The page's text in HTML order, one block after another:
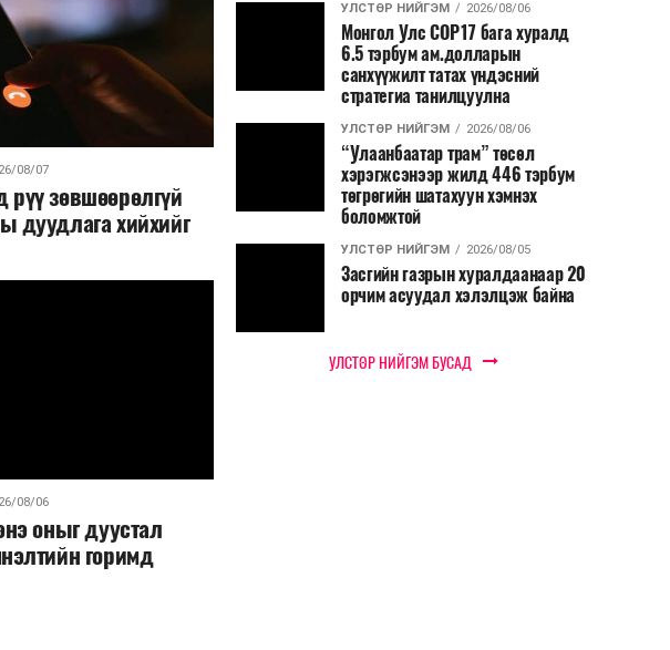
08/07
зөвшөөрөлгүй
дуудлага хийхийг
08/06
оныг дуустал
горимд
УЛСТӨР НИЙГЭМ 2026/08/06
Монгол Улс COP17 бага хуралд
6.5 тэрбум ам.долларын
санхүүжилт татах үндэсний
стратегиа танилцуулна
УЛСТӨР НИЙГЭМ 2026/08/06
“Улаанбаатар трам” төсөл
хэрэгжсэнээр жилд 446 тэрбум
төгрөгийн шатахуун хэмнэх
боломжтой
УЛСТӨР НИЙГЭМ 2026/08/05
Засгийн газрын хуралдаанаар 20
орчим асуудал хэлэлцэж байна
УЛСТӨР НИЙГЭМ БУСАД